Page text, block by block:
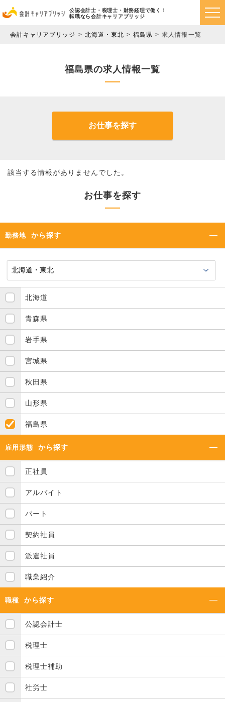
公認会計士・税理士・財務経理で働く！
転職なら会計キャリアブリッジ
会計キャリアブリッジ 北海道・東北 福島県 求人情報一覧
福島県の求人情報一覧
お仕事を探す
該当する情報がありませんでした。
お仕事を探す
勤務地 から探す
北海道
青森県
岩手県
宮城県
秋田県
山形県
福島県
雇用形態 から探す
正社員
アルバイト
パート
契約社員
派遣社員
職業紹介
職種 から探す
公認会計士
税理士
税理士補助
社労士